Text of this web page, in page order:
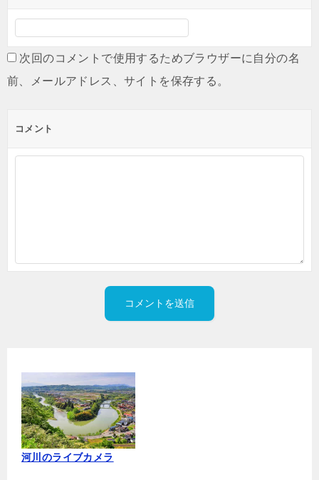
次回のコメントで使用するためブラウザーに自分の名
前、メールアドレス、サイトを保存する。
コメント
河川のライブカメラ